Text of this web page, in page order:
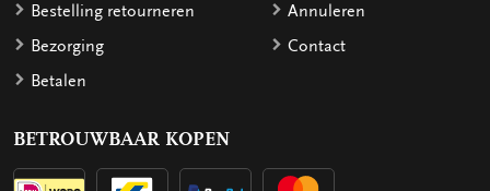
Bestelling retourneren
Bezorging
Betalen
Annuleren
Contact
BETROUWBAAR KOPEN